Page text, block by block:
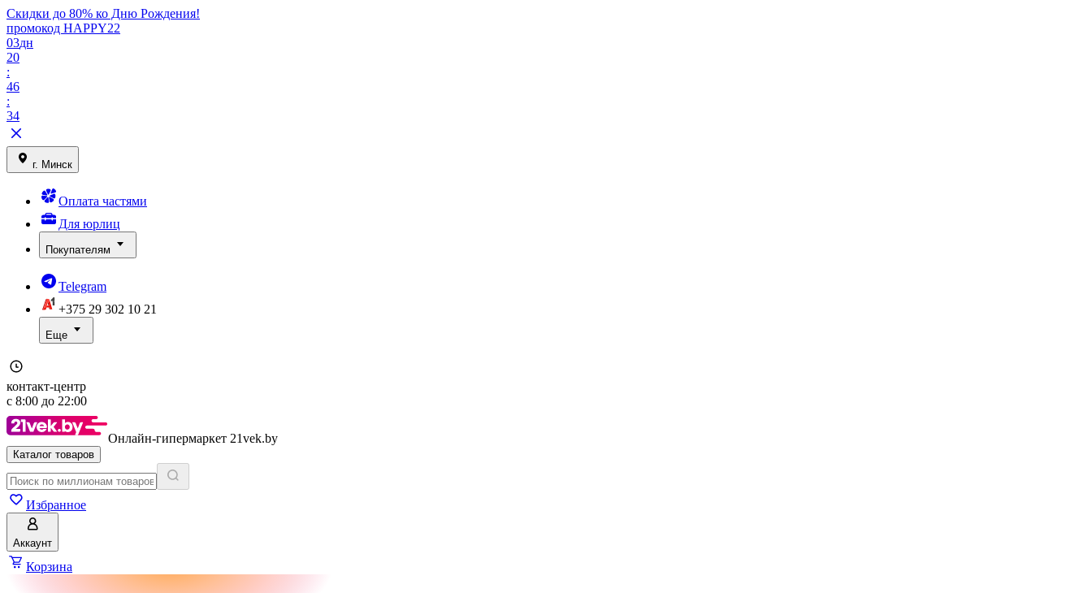
Скидки до 80% ко Дню Рождения!
промокод HAPPY22
03дн
20
:
46
:
34
г. Минск
Оплата частями
Для юрлиц
Покупателям
Telegram
+375 29 302 10 21
Еще
контакт-центр
с 8:00 до 22:00
Онлайн-гипермаркет 21vek.by
Каталог товаров
Избранное
Аккаунт
Корзина